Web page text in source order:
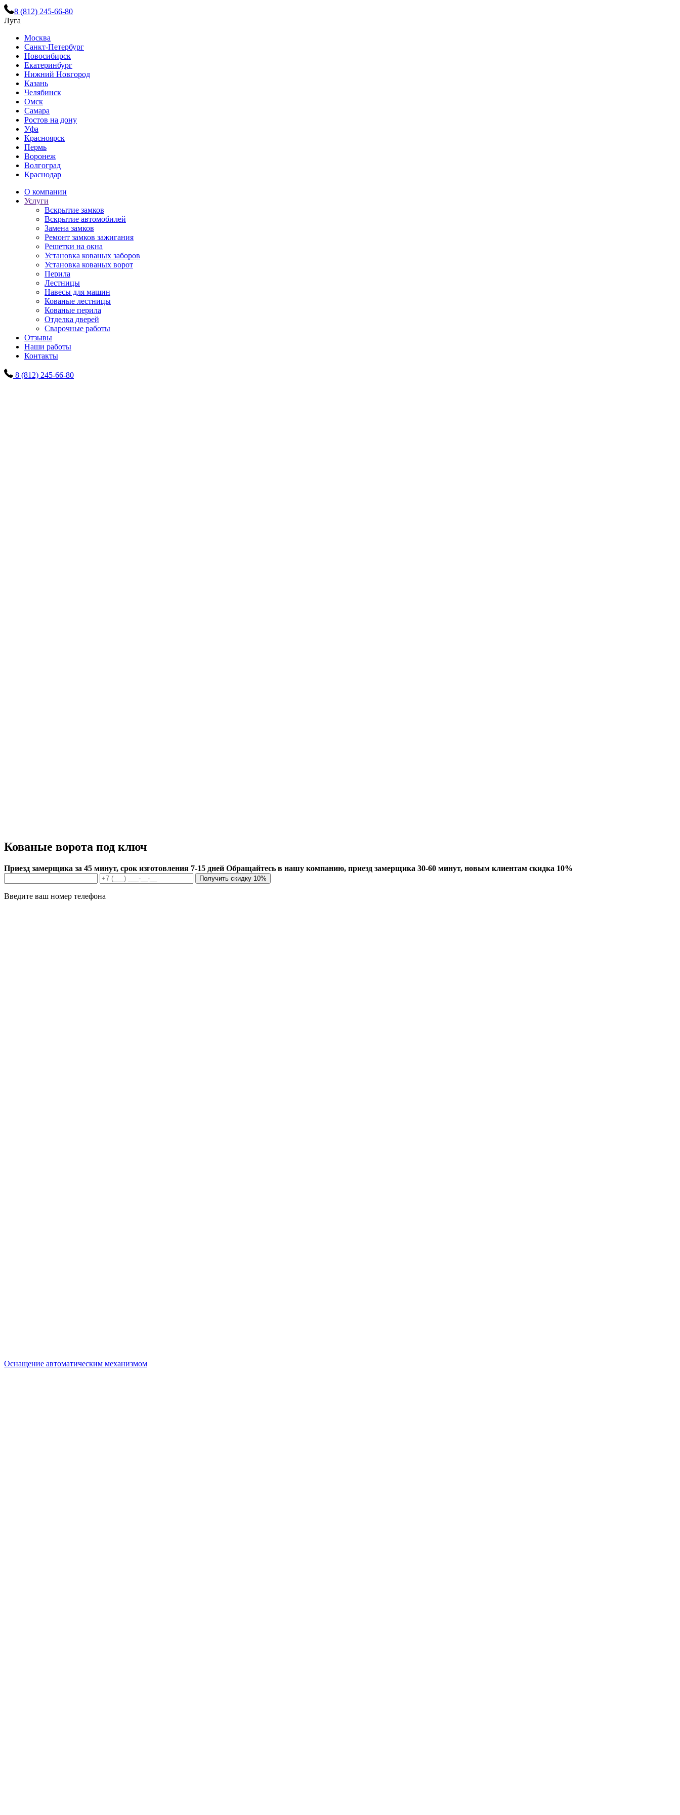
8 (812) 245-66-80
Луга
Москва
Санкт-Петербург
Новосибирск
Екатеринбург
Нижний Новгород
Казань
Челябинск
Омск
Самара
Ростов на дону
Уфа
Красноярск
Пермь
Воронеж
Волгоград
Краснодар
О компании
Услуги
Вскрытие замков
Вскрытие автомобилей
Замена замков
Ремонт замков зажигания
Решетки на окна
Установка кованых заборов
Установка кованых ворот
Перила
Лестницы
Навесы для машин
Кованые лестницы
Кованые перила
Отделка дверей
Сварочные работы
Отзывы
Наши работы
Контакты
8 (812) 245-66-80
Кованые ворота под ключ
Приезд замерщика за 45 минут, срок изготовления 7-15 дней Обращайтесь в нашу компанию, приезд замерщика 30-60 минут, новым клиентам скидка 10%
Получить скидку 10%
Введите ваш номер телефона
Оснащение автоматическим механизмом